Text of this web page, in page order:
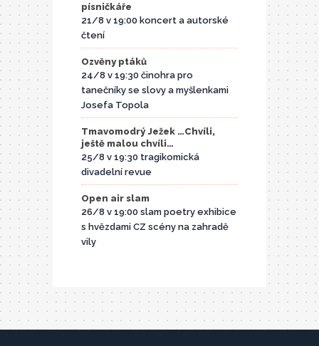
písničkáře
21/8 v 19:00 koncert a autorské
čtení
Ozvěny ptáků
24/8 v 19:30 činohra pro
tanečníky se slovy a myšlenkami
Josefa Topola
Tmavomodrý Ježek …Chvíli,
ještě malou chvíli…
25/8 v 19:30 tragikomická
divadelní revue
Open air slam
26/8 v 19:00 slam poetry exhibice
s hvězdami CZ scény na zahradě
vily